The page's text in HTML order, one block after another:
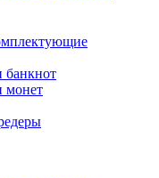
банкнот
монет